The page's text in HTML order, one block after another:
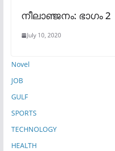
നീലാഞ്ജനം: ഭാഗം 2
July 10, 2020
Novel
JOB
GULF
SPORTS
TECHNOLOGY
HEALTH